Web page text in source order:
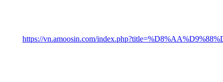
https://vn.amoosin.com/